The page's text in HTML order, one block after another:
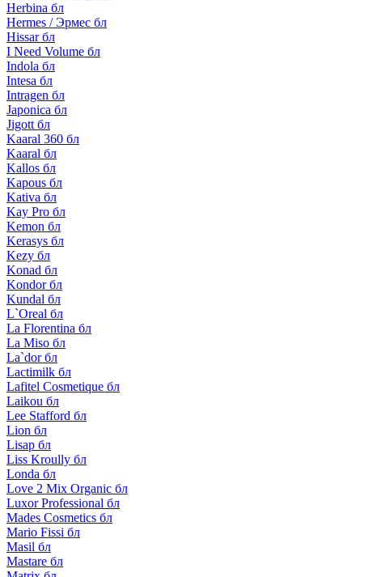
Herbina бл
Hermes / Эрмес бл
Hissar бл
I Need Volume бл
Indola бл
Intesa бл
Intragen бл
Japonica бл
Jigott бл
Kaaral 360 бл
Kaaral бл
Kallos бл
Kapous бл
Kativa бл
Kay Pro бл
Kemon бл
Kerasys бл
Kezy бл
Konad бл
Kondor бл
Kundal бл
L`Oreal бл
La Florentina бл
La Miso бл
La`dor бл
Lactimilk бл
Lafitel Cosmetique бл
Laikou бл
Lee Stafford бл
Lion бл
Lisap бл
Liss Kroully бл
Londa бл
Love 2 Mix Organic бл
Luxor Professional бл
Mades Cosmetics бл
Mario Fissi бл
Masil бл
Mastare бл